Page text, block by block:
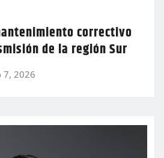
correctivo
de la región Sur
7, 2026